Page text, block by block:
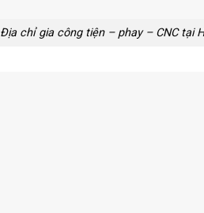
Địa chỉ gia công tiện – phay – CNC tại